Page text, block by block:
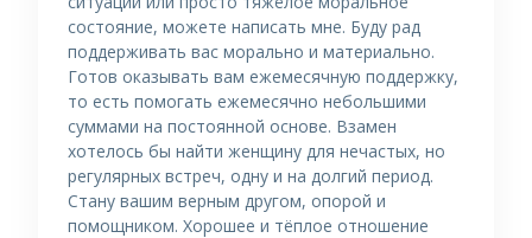
состояние, можете написать мне. Буду рад
поддерживать вас морально и материально.
Готов оказывать вам ежемесячную поддержку,
то есть помогать ежемесячно небольшими
суммами на постоянной основе. Взамен
хотелось бы найти женщину для нечастых, но
регулярных встреч, одну и на долгий период.
Стану вашим верным другом, опорой и
помощником. Хорошее и тёплое отношение